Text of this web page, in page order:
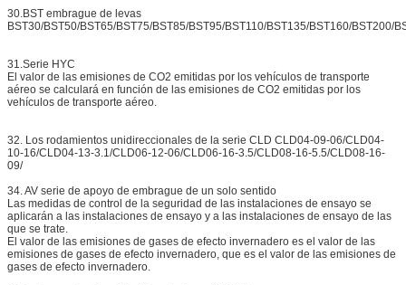
30.BST embrague de levas
BST30/BST50/BST65/BST75/BST85/BST95/BST110/BST135/BST160/
31.Serie HYC
El valor de las emisiones de CO2 emitidas por los vehículos de transporte
aéreo se calculará en función de las emisiones de CO2 emitidas por los
vehículos de transporte aéreo.
32. Los rodamientos unidireccionales de la serie CLD CLD04-09-06/CLD04-
10-16/CLD04-13-3.1/CLD06-12-06/CLD06-16-3.5/CLD08-16-5.5/CLD08-16-
09/
34. AV serie de apoyo de embrague de un solo sentido
Las medidas de control de la seguridad de las instalaciones de ensayo se
aplicarán a las instalaciones de ensayo y a las instalaciones de ensayo de las
que se trate.
El valor de las emisiones de gases de efecto invernadero es el valor de las
emisiones de gases de efecto invernadero, que es el valor de las emisiones de
gases de efecto invernadero.